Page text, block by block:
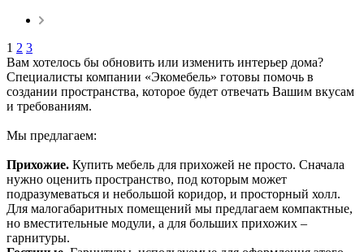
1 2 3
Вам хотелось бы обновить или изменить интерьер дома?
Специалисты компании «Экомебель» готовы помочь в
создании пространства, которое будет отвечать Вашим вкусам
и требованиям.
Мы предлагаем:
Прихожие. Купить мебель для прихожей не просто. Сначала
нужно оценить пространство, под которым может
подразумеваться и небольшой коридор, и просторный холл.
Для малогабаритных помещений мы предлагаем компактные,
но вместительные модули, а для больших прихожих –
гарнитуры.